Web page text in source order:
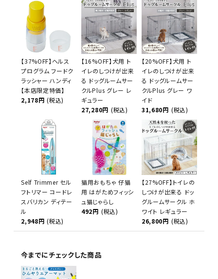
【37%OFF】ヘルス
プログラム フードク
ラッシャー ハンディ
【本店限定特価】
2,178円 (税込)
【16%OFF】犬用 ト
イレのしつけが出来
る ドッグルームサー
クルPlus グレー レ
ギュラー
27,280円 (税込)
【20%OFF】犬用 ト
イレのしつけが出来
る ドッグルームサー
クルPlus グレー ワ
イド
31,680円 (税込)
Self Trimmer セル
フトリマー コードレ
スバリカン ディテー
ル
2,948円 (税込)
猫用おもちゃ 仔猫
用 はがためフィッシ
ュ猫じゃらし
492円 (税込)
【27%OFF】トイレの
しつけが出来る ドッ
グルームサークル ホ
ワイト レギュラー
26,800円 (税込)
今までにチェックした商品